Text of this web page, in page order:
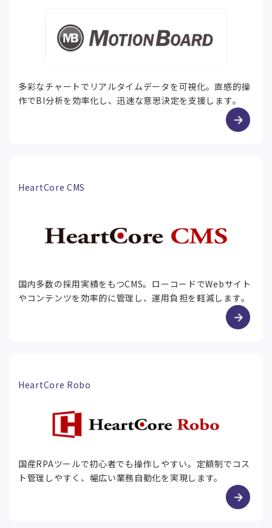
多彩なチャートでリアルタイムデータを可視化。直感的操
作でBI分析を効率化し、迅速な意思決定を支援します。
HeartCore CMS
国内多数の採用実績をもつCMS。ローコードでWebサイト
やコンテンツを効率的に管理し、運用負担を軽減します。
HeartCore Robo
国産RPAツールで初心者でも操作しやすい。定額制でコス
ト管理しやすく、幅広い業務自動化を実現します。